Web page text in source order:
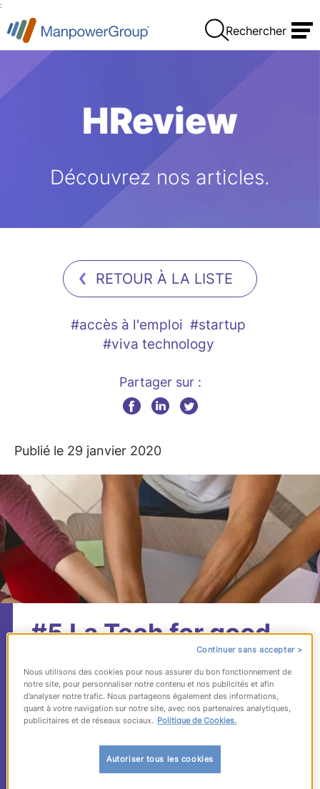
:
Rechercher
HReview
Découvrez nos articles.
RETOUR À LA LISTE
#accès à l'emploi #startup
#viva technology
Partager sur :
Publié le 29 janvier 2020
#5 La Tech for good
au service des profils
les moins visibles
mettre les évolutions technologiques au
service des évolutions sociétales et
Continuer sans accepter >
Nous utilisons des cookies pour nous assurer du bon fonctionnement de
notre site, pour personnaliser notre contenu et nos publicités et afin
d’analyser notre trafic. Nous partageons également des informations,
quant à votre navigation sur notre site, avec nos partenaires analytiques,
publicitaires et de réseaux sociaux. Politique de Cookies.
Autoriser tous les cookies